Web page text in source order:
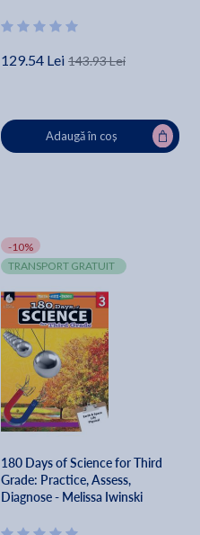
129.54 Lei 143.93 Lei
Adaugă în coș
-10%
TRANSPORT GRATUIT
180 Days of Science for Third
Grade: Practice, Assess,
Diagnose - Melissa Iwinski